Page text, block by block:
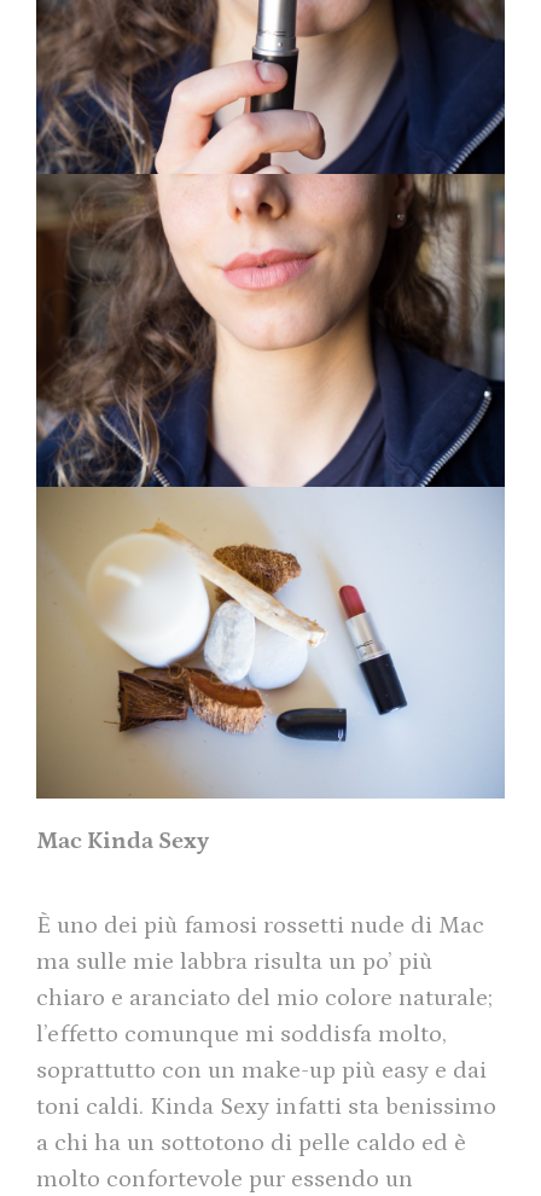
Mac Kinda Sexy
È uno dei più famosi rossetti nude di Mac
ma sulle mie labbra risulta un po’ più
chiaro e aranciato del mio colore naturale;
l’effetto comunque mi soddisfa molto,
soprattutto con un make-up più easy e dai
toni caldi. Kinda Sexy infatti sta benissimo
a chi ha un sottotono di pelle caldo ed è
molto confortevole pur essendo un